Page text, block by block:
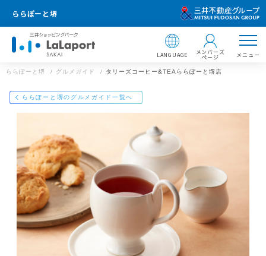
ららぽーと堺
LANGUAGE メンバーズ
ページ メニュー
ららぽーと堺
住所 ：
〒587-0002 大阪府堺市美原区黒山22番1
【飲食店 営業時間】
00
※ラストオーダーは店舗によって異なります。
店舗情報
タリーズコーヒー&TEAららぽーと堺店
大阪府堺市美原区黒山22番1
https://mitsui-shopping-park.com/gourmet/lalaport/sakai/g0041
000000022071/
メールで送る Facebookでシェア LINEで送る
ららぽーと堺 グルメガイド タリーズコーヒー&TEAららぽーと堺店
ららぽーと堺のグルメガイド一覧へ